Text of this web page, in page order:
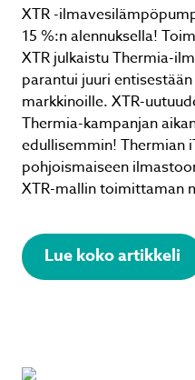
XTR -
15 %:n alennuksella!
XTR julkaistu Thermia-
parantui juuri
markkinoille. XTR-
Thermia-kampanjan
edullisemmin! Thermian
pohjoismaiseen
XTR-mallin toimittaman
Lue koko artikkeli